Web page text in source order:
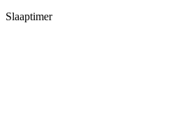
Slaaptimer